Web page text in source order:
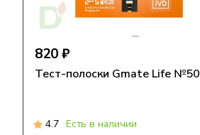
820 ₽
Тест-полоски Gmate Life №50
4.7 Есть в наличии